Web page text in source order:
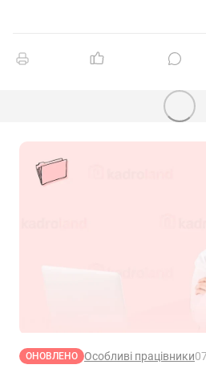
ОНОВЛЕНО Особливі працівники